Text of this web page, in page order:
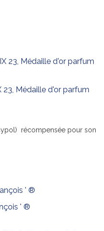
23, Médaille d'or parfum
récompensée pour son
' ®